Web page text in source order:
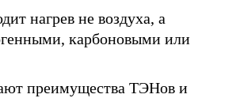
нагрев не воздуха, а
карбоновыми или
преимущества ТЭНов и